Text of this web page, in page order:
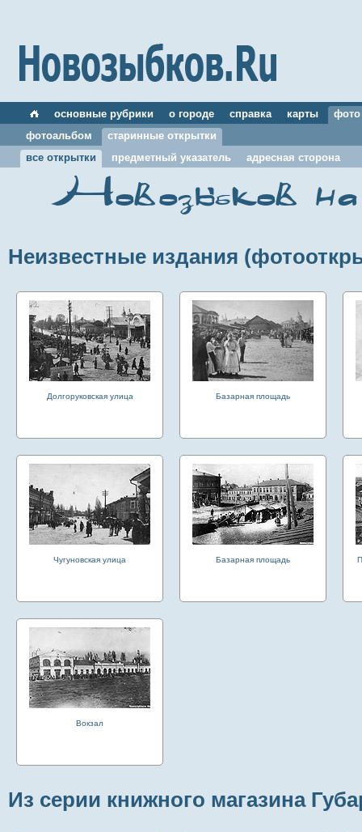
основные рубрики о городе справка карты
фото
фотоальбом
старинные открытки
все открытки
предметный указатель адресная сторона
Новозыбков на
Неизвестные издания
Долгоруковская улица Базарная площадь
Чугуновская улица Базарная площадь
Вокзал
Из серии книжного магазина